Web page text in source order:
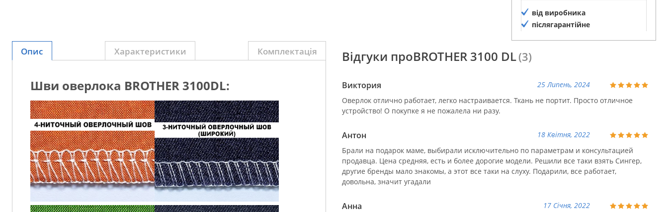
від виробника
післягарантійне
Опис Характеристики Комплектація
Шви оверлока BROTHER 3100DL:
Відгуки проBROTHER 3100 DL(3)
Виктория
25 Липень, 2024
Оверлок отлично работает, легко настраивается. Ткань не портит. Просто отличное
устройство! О покупке я не пожалела ни разу.
Антон
18 Квітня, 2022
Брали на подарок маме, выбирали исключительно по параметрам и консультацией
продавца. Цена средняя, есть и более дорогие модели. Решили все таки взять Сингер,
другие бренды мало знакомы, а этот все таки на слуху. Подарили, все работает,
довольна, значит угадали
Анна
17 Січня, 2022